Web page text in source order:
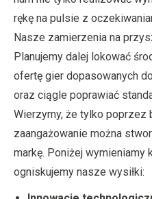
rękę na pulsie z
Nasze zamierzenia na
Planujemy dalej lokować
ofertę gier dopasowanych
oraz ciągle poprawiać
Wierzymy, że tylko poprzez
zaangażowanie można
markę. Poniżej wymieniamy
ogniskujemy nasze wysiłki: